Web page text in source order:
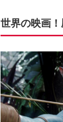
世界の映画